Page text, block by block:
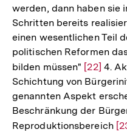
werden, dann haben sie
Schritten bereits
einen wesentlichen Teil
politischen Reformen
bilden müssen" Zur
der
Fußnote
[22] 4.
Schichtung von
genannten Aspekt
Beschränkung der
Reproduktionsbereich